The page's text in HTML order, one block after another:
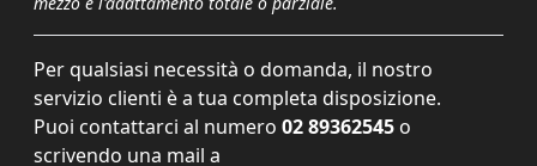
Per qualsiasi necessità o domanda, il nostro
servizio clienti è a tua completa disposizione.
Puoi contattarci al numero 02 89362545 o
scrivendo una mail a